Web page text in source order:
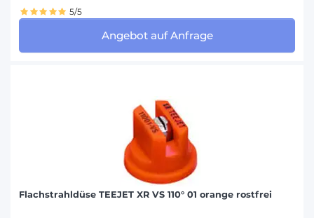
5/5
Angebot auf Anfrage
Flachstrahldüse TEEJET XR VS 110° 01 orange rostfrei